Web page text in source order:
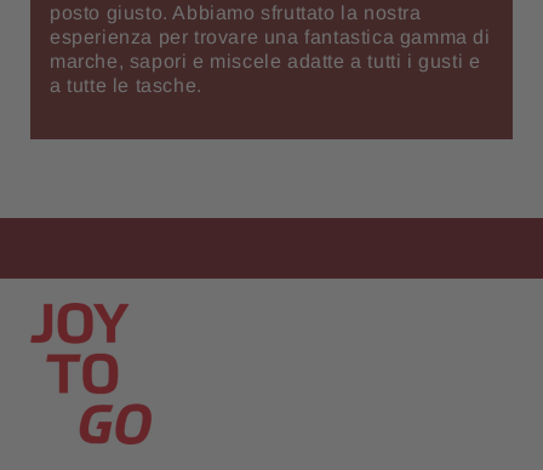
posto giusto. Abbiamo sfruttato la nostra
esperienza per trovare una fantastica gamma di
marche, sapori e miscele adatte a tutti i gusti e
a tutte le tasche.